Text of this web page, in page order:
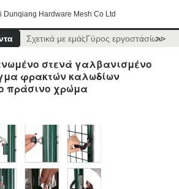
Dunqiang Hardware Mesh Co Ltd
Σχετικά με εμάςΓύρος εργοστασίων
>>
στενά γαλβανισμένο
φρακτών καλωδίων
πράσινο χρώμα